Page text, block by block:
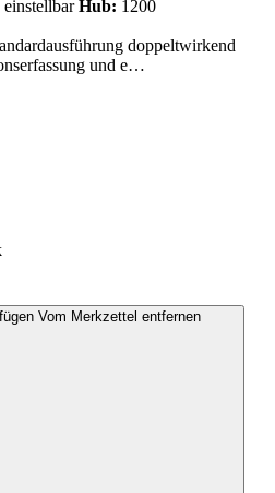
einstellbarHub: 1200
doppeltwirkend
und e…
Vom Merkzettel entfernen